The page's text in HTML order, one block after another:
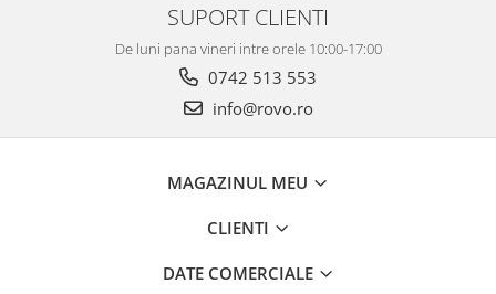
SUPORT CLIENTI
De luni pana vineri intre orele 10:00-17:00
0742 513 553
info@rovo.ro
MAGAZINUL MEU
CLIENTI
DATE COMERCIALE